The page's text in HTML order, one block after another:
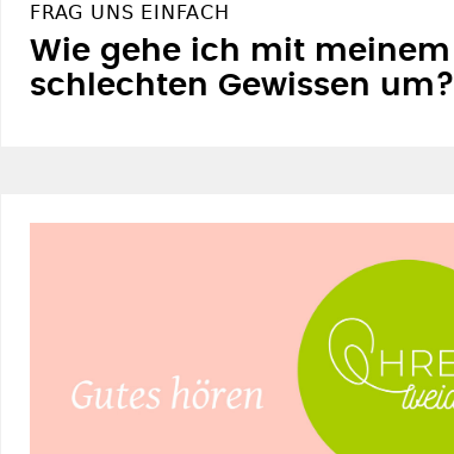
FRAG UNS EINFACH
Wie gehe ich mit meinem
schlechten Gewissen um?